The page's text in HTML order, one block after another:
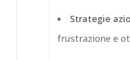
Strategie
frustrazione e